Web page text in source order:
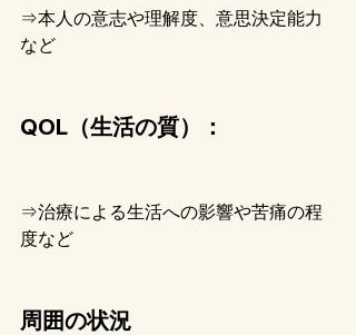
⇒本人の意志や理解度、意思決定能力
など
QOL（生活の質）：
⇒治療による生活への影響や苦痛の程
度など
周囲の状況